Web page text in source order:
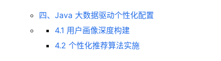
四、Java 大数据驱动个性化配置
4.1 用户画像深度构建
4.2 个性化推荐算法实施